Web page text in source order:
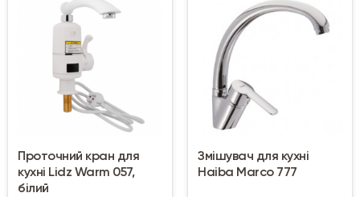
Проточний кран для
кухні Lidz Warm 057,
білий
Змішувач для кухні
Haiba Marco 777